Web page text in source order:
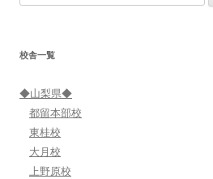
ョ
ン
校舎一覧
◆山梨県◆
都留本部校
東桂校
大月校
上野原校